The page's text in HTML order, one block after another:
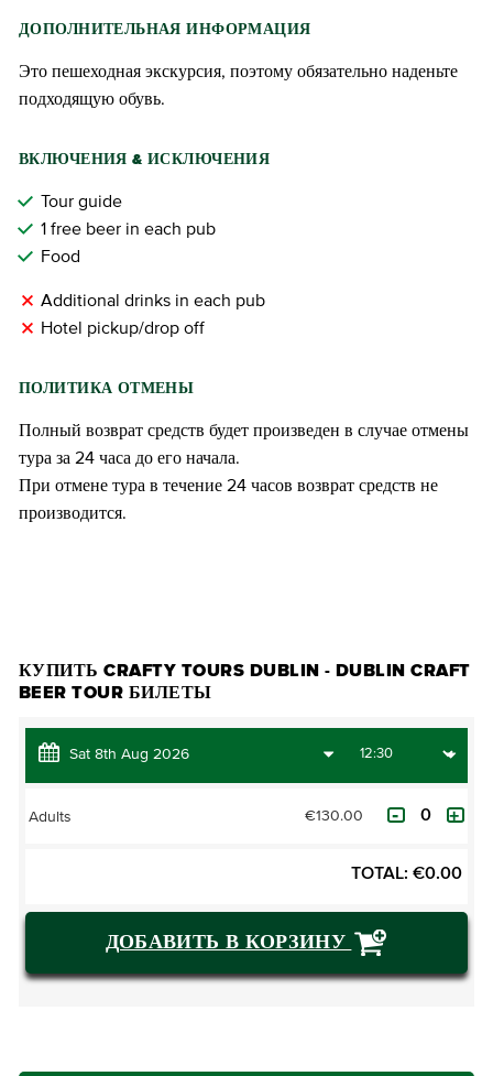
ДОПОЛНИТЕЛЬНАЯ ИНФОРМАЦИЯ
Это пешеходная экскурсия, поэтому обязательно наденьте
подходящую обувь.
ВКЛЮЧЕНИЯ & ИСКЛЮЧЕНИЯ
Tour guide
1 free beer in each pub
Food
Additional drinks in each pub
Hotel pickup/drop off
ПОЛИТИКА ОТМЕНЫ
Полный возврат средств будет произведен в случае отмены
тура за 24 часа до его начала.
При отмене тура в течение 24 часов возврат средств не
производится.
КУПИТЬ CRAFTY TOURS DUBLIN - DUBLIN CRAFT
BEER TOUR БИЛЕТЫ
Adults €130.00
TOTAL: €0.00
ДОБАВИТЬ В КОРЗИНУ